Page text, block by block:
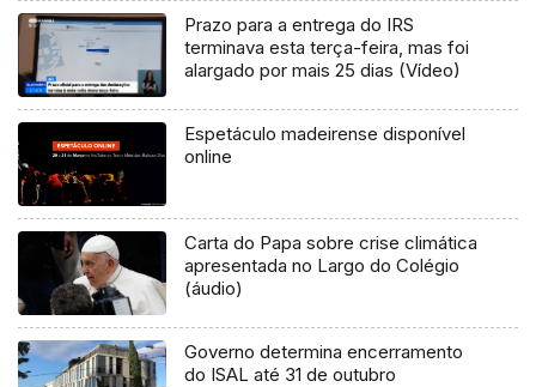
Prazo para a entrega do IRS
terminava esta terça-feira, mas foi
alargado por mais 25 dias (Vídeo)
Espetáculo madeirense disponível
online
Carta do Papa sobre crise climática
apresentada no Largo do Colégio
(áudio)
Governo determina encerramento
do ISAL até 31 de outubro